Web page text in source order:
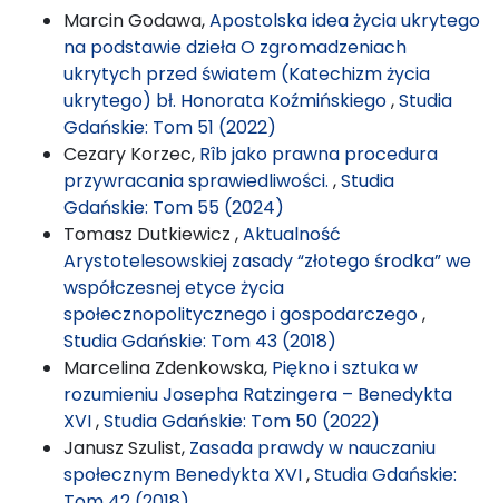
Marcin Godawa,Apostolska idea życia ukrytego
na podstawie dzieła O zgromadzeniach
ukrytych przed światem (Katechizm życia
ukrytego) bł. Honorata Koźmińskiego,Studia
Gdańskie: Tom 51 (2022)
Cezary Korzec, Rîb jako prawna procedura
przywracania sprawiedliwości. ,Studia
Gdańskie: Tom 55 (2024)
Tomasz Dutkiewicz ,Aktualność
Arystotelesowskiej zasady “złotego środka” we
współczesnej etyce życia
społecznopolitycznego i gospodarczego,
Studia Gdańskie: Tom 43 (2018)
Marcelina Zdenkowska, Piękno i sztuka w
rozumieniu Josepha Ratzingera – Benedykta
XVI,Studia Gdańskie: Tom 50 (2022)
Janusz Szulist, Zasada prawdy w nauczaniu
społecznym Benedykta XVI,Studia Gdańskie: